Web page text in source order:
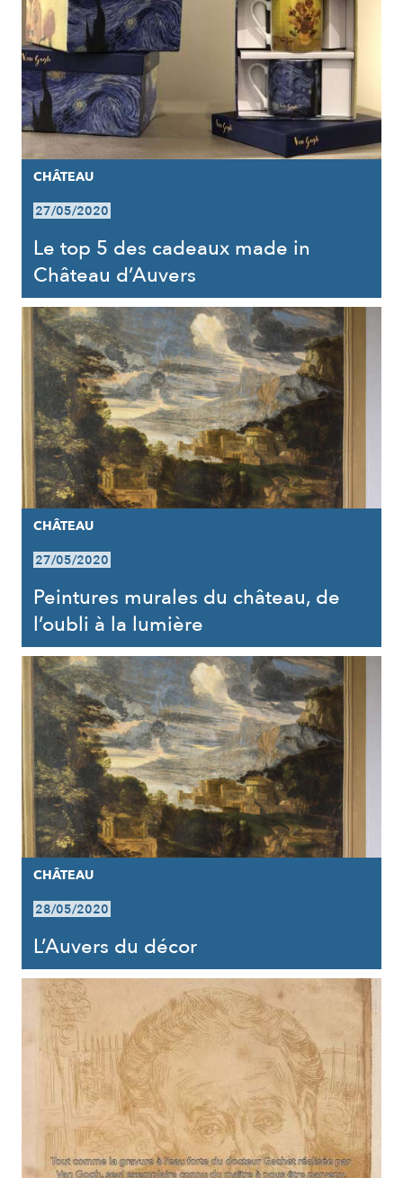
CHÂTEAU
27/05/2020
Le top 5 des cadeaux made in
Château d’Auvers
CHÂTEAU
27/05/2020
Peintures murales du château, de
l’oubli à la lumière
CHÂTEAU
28/05/2020
L’Auvers du décor